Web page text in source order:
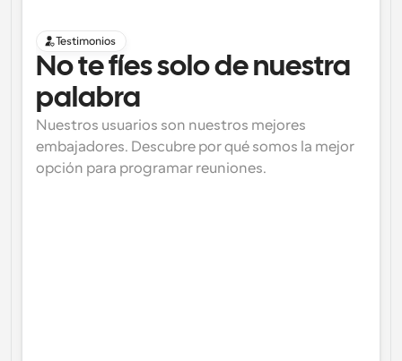
Testimonios
No te fíes solo de nuestra
palabra
Nuestros usuarios son nuestros mejores
embajadores. Descubre por qué somos la mejor
opción para programar reuniones.